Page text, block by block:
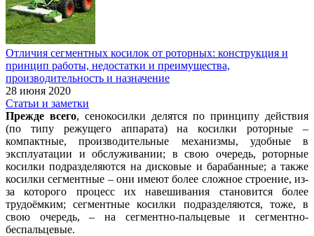
Отличия сегментных косилок от роторных: конструкция и
принцип работы, недостатки и преимущества,
производительность и назначение
28 июня 2020
Статьи и заметки
Прежде всего, сенокосилки делятся по принципу действия
(по типу режущего аппарата) на косилки роторные –
компактные, производительные механизмы, удобные в
эксплуатации и обслуживании; в свою очередь, роторные
косилки подразделяются на дисковые и барабанные; а также
косилки сегментные – они имеют более сложное строение, из-
за которого процесс их навешивания становится более
трудоёмким; сегментные косилки подразделяются, тоже, в
свою очередь, – на сегментно-пальцевые и сегментно-
беспальцевые.